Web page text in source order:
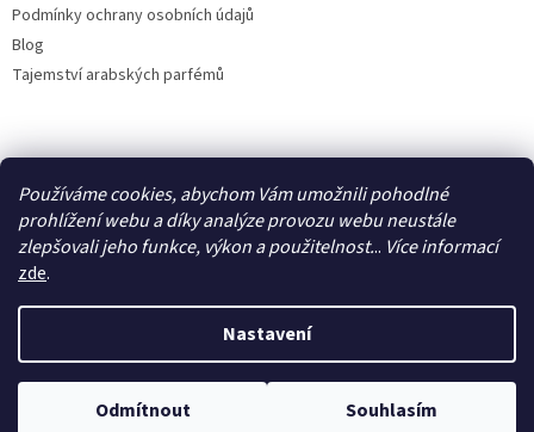
Používáme cookies, abychom Vám umožnili pohodlné
prohlížení webu a díky analýze provozu webu neustále
zlepšovali jeho funkce, výkon a použitelnost... Víceinformací
zde.
Nastavení
Odmítnout Souhlasím
Podmínky ochrany osobních údajů
Blog
Tajemství arabských parfémů
Copyright 2026IdealParfém. Všechna práva vyhrazena.Upravit